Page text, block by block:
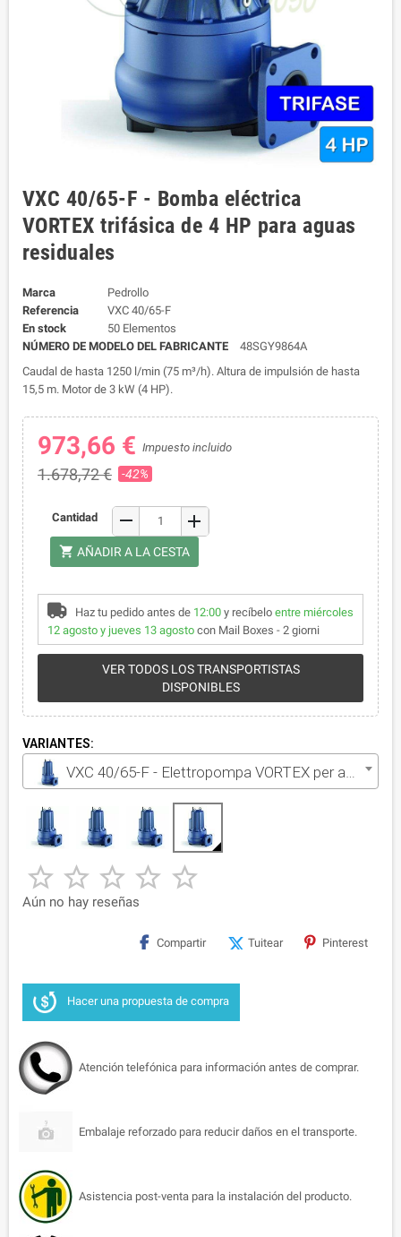
VXC 40/65-F - Bomba eléctrica
VORTEX trifásica de 4 HP para aguas
residuales
Marca
Pedrollo
Referencia
VXC 40/65-F
En stock
50 Elementos
NÚMERO DE MODELO DEL FABRICANTE
48SGY9864A
Caudal de hasta 1250 l/min (75 m³/h). Altura de impulsión de hasta
15,5 m. Motor de 3 kW (4 HP).
973,66 € Impuesto incluido
1.678,72 € -42%
Cantidad remove add
shopping_cart AÑADIR A LA CESTA
Haz tu pedido antes de 12:00y recíbelo entre miércoles
12 agosto y jueves 13 agosto con Mail Boxes - 2 giorni
VER TODOS LOS TRANSPORTISTAS
DISPONIBLES
VARIANTES:
VXC 40/65-F - Elettropompa VORTEX per acque luride trifase da 4 HP
    
Aún no hay reseñas
Compartir Tuitear Pinterest
Hacer una propuesta de compra
Atención telefónica para información antes de comprar.
Embalaje reforzado para reducir daños en el transporte.
Asistencia post-venta para la instalación del producto.